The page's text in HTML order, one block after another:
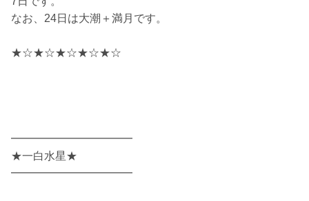
なお、24日は大潮＋満月です。
★☆★☆★☆★☆★☆
━━━━━━━━━━━
★一白水星★
━━━━━━━━━━━